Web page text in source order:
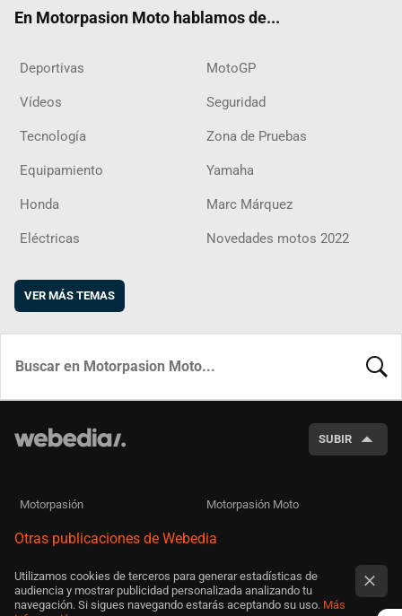
En Motorpasion Moto hablamos de...
Deportivas MotoGP
Vídeos Seguridad
Tecnología Zona de Pruebas
Equipamiento Yamaha
Honda Marc Márquez
Eléctricas Novedades motos 2022
VER MÁS TEMAS
SUBIR
Motorpasión Motorpasión Moto
Otras publicaciones de Webedia
Utilizamos cookies de terceros para generar estadísticas de
audiencia y mostrar publicidad personalizada analizando tu
navegación. Si sigues navegando estarás aceptando su uso. Más